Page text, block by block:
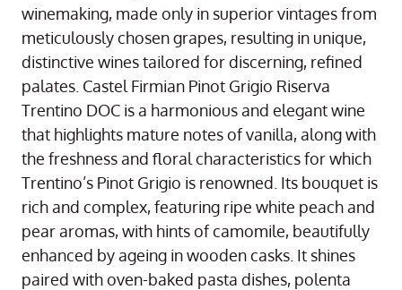
winemaking, made only in superior vintages from
meticulously chosen grapes, resulting in unique,
distinctive wines tailored for discerning, refined
palates. Castel Firmian Pinot Grigio Riserva
Trentino DOC is a harmonious and elegant wine
that highlights mature notes of vanilla, along with
the freshness and floral characteristics for which
Trentino’s Pinot Grigio is renowned. Its bouquet is
rich and complex, featuring ripe white peach and
pear aromas, with hints of camomile, beautifully
enhanced by ageing in wooden casks. It shines
paired with oven-baked pasta dishes, polenta